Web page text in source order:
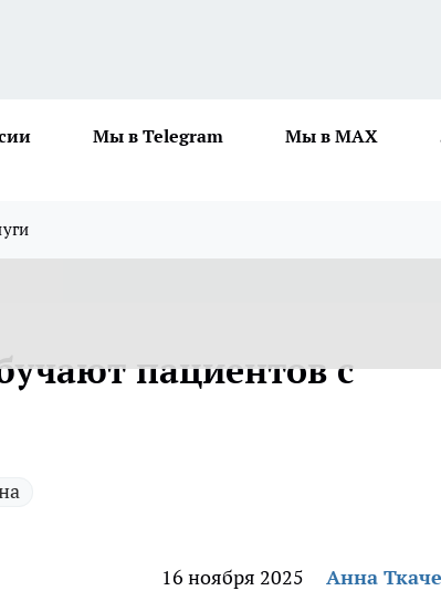
Мы в Telegram Мы в MAX
пациентов с
16 ноября 2025 Анна